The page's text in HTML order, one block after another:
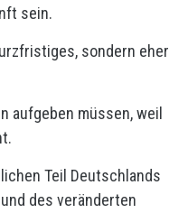
sein.
sondern eher
aufgeben müssen, weil
Teil Deutschlands
des veränderten